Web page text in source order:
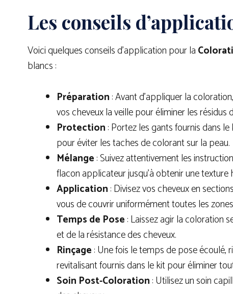
Les conseils
Voici quelques conseils d’application pour la
blancs :
Préparation: Avant d’appliquer la
vos cheveux la veille pour éliminer les résidus
Protection: Portez les gants fournis dans
pour éviter les taches de colorant sur la peau.
Mélange: Suivez attentivement les
flacon applicateur jusqu’à obtenir une texture
Application: Divisez vos cheveux en
vous de couvrir uniformément toutes les
Temps de Pose: Laissez agir la coloration
et de la résistance des cheveux.
Rinçage: Une fois le temps de pose écoulé,
revitalisant fournis dans le kit pour éliminer
Soin Post-Coloration: Utilisez un soin